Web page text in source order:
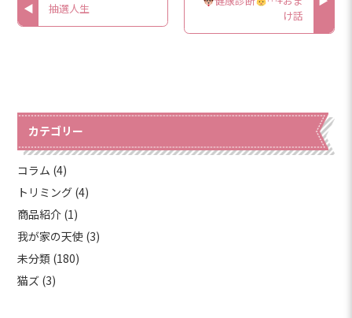
抽選人生
け話
カテゴリー
コラム (4)
トリミング (4)
商品紹介 (1)
我が家の天使 (3)
未分類 (180)
猫ズ (3)